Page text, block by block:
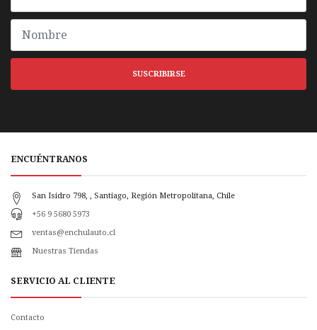
SUSCRIBIRSE
ENCUÉNTRANOS
San Isidro 798, , Santiago, Región Metropolitana, Chile
+56 9 5680 5973
ventas@enchulauto.cl
Nuestras Tiendas
SERVICIO AL CLIENTE
Contacto